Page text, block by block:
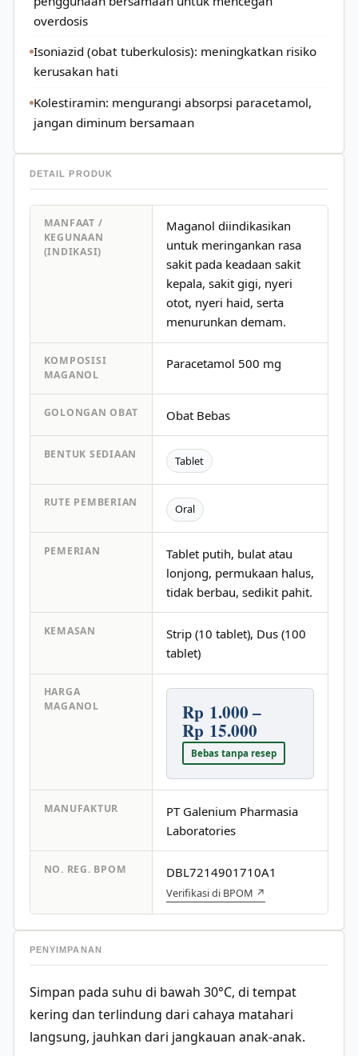
overdosis
Isoniazid (obat tuberkulosis): meningkatkan risiko
kerusakan hati
Kolestiramin: mengurangi absorpsi paracetamol,
jangan diminum bersamaan
DETAIL PRODUK
MANFAAT /
KEGUNAAN
(INDIKASI)
Maganol diindikasikan
untuk meringankan rasa
sakit pada keadaan sakit
kepala, sakit gigi, nyeri
otot, nyeri haid, serta
menurunkan demam.
KOMPOSISI
MAGANOL
Paracetamol 500 mg
GOLONGAN OBAT Obat Bebas
BENTUK SEDIAAN Tablet
RUTE PEMBERIAN Oral
PEMERIAN
Tablet putih, bulat atau
lonjong, permukaan halus,
tidak berbau, sedikit pahit.
KEMASAN
Strip (10 tablet), Dus (100
tablet)
HARGA
MAGANOL
Rp 1.000 –
Rp 15.000
Bebas tanpa resep
MANUFAKTUR
PT Galenium Pharmasia
Laboratories
NO. REG. BPOM DBL7214901710A1
Verifikasi di BPOM ↗
PENYIMPANAN
Simpan pada suhu di bawah 30°C, di tempat
kering dan terlindung dari cahaya matahari
langsung, jauhkan dari jangkauan anak-anak.